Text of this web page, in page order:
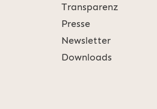
Transparenz
Presse
Newsletter
Downloads